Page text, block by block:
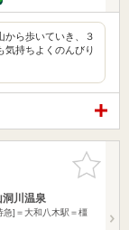
から歩いていき、３
気持ちよくのんびり
お気に入
りに追加
川温泉
急]＝大和八木駅＝橿